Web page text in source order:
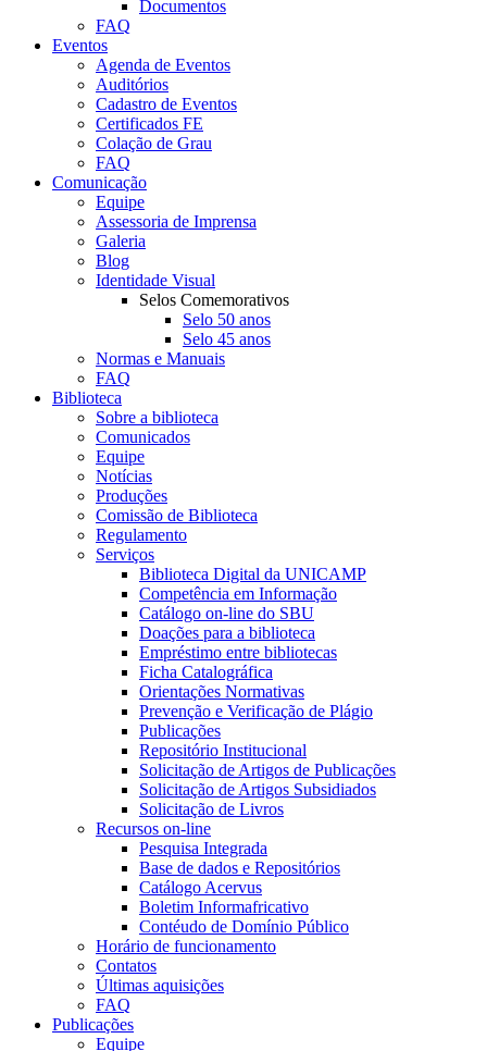
Documentos
FAQ
Eventos
Agenda de Eventos
Auditórios
Cadastro de Eventos
Certificados FE
Colação de Grau
FAQ
Comunicação
Equipe
Assessoria de Imprensa
Galeria
Blog
Identidade Visual
Selos Comemorativos
Selo 50 anos
Selo 45 anos
Normas e Manuais
FAQ
Biblioteca
Sobre a biblioteca
Comunicados
Equipe
Notícias
Produções
Comissão de Biblioteca
Regulamento
Serviços
Biblioteca Digital da UNICAMP
Competência em Informação
Catálogo on-line do SBU
Doações para a biblioteca
Empréstimo entre bibliotecas
Ficha Catalográfica
Orientações Normativas
Prevenção e Verificação de Plágio
Publicações
Repositório Institucional
Solicitação de Artigos de Publicações
Solicitação de Artigos Subsidiados
Solicitação de Livros
Recursos on-line
Pesquisa Integrada
Base de dados e Repositórios
Catálogo Acervus
Boletim Informafricativo
Contéudo de Domínio Público
Horário de funcionamento
Contatos
Últimas aquisições
FAQ
Publicações
Equipe